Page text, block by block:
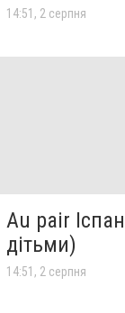
14:51, 2 серпня
Au pair
дітьми)
14:51, 2 серпня